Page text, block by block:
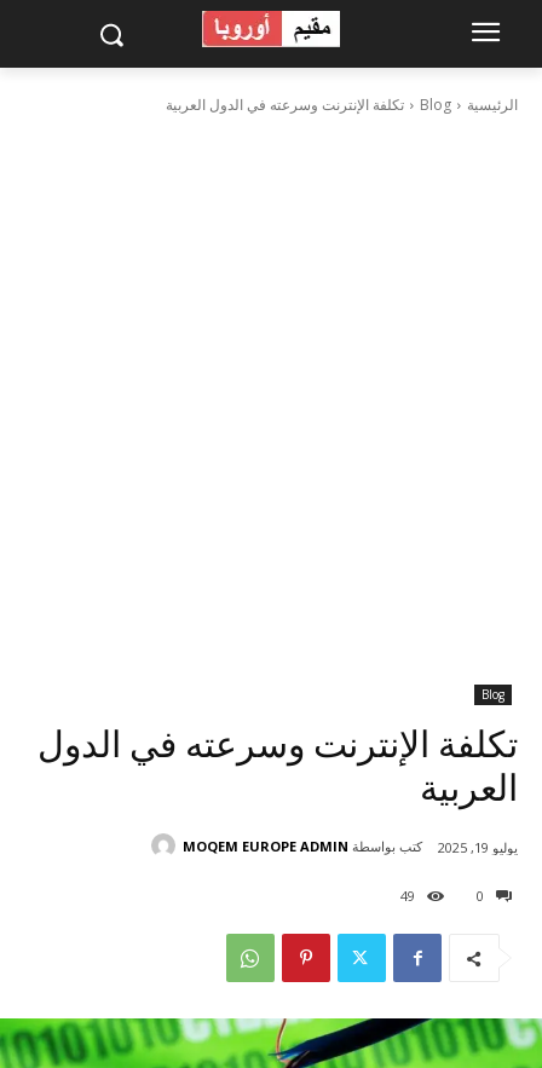
الرئيسية Blog تكلفة الإنترنت وسرعته في الدول العربية
Blog
تكلفة الإنترنت وسرعته في الدول
العربية
0
49
يوليو 19, 2025 كتب بواسطة MOQEM EUROPE ADMIN